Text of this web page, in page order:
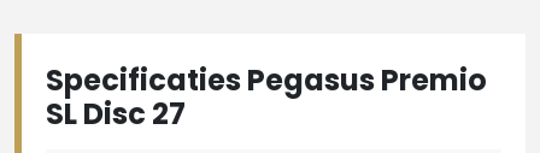
Specificaties Pegasus Premio
SL Disc 27